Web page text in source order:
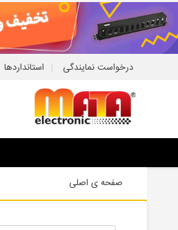
درخواست نمایندگی | استانداردها
صفحه ی اصلی